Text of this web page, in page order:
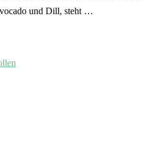
und Dill, steht …